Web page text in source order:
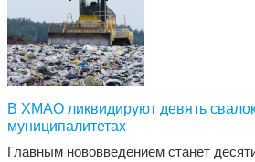
В ХМАО ликвидируют девять
муниципалитетах
Главным нововведением станет